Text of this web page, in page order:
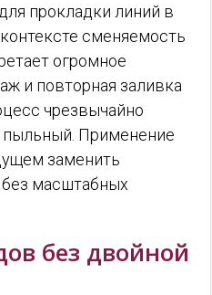
прокладки линий в
сменяемость
огромное
и повторная заливка
чрезвычайно
пыльный. Применение
заменить
масштабных
без двойной